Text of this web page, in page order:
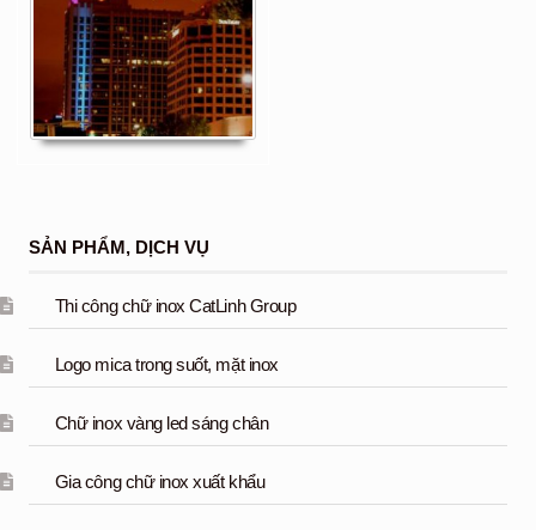
SẢN PHẨM, DỊCH VỤ
Thi công chữ inox CatLinh Group
Logo mica trong suốt, mặt inox
Chữ inox vàng led sáng chân
Gia công chữ inox xuất khẩu